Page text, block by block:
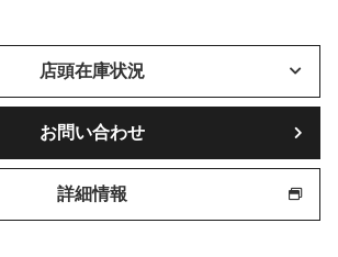
店頭在庫状況
お問い合わせ
詳細情報